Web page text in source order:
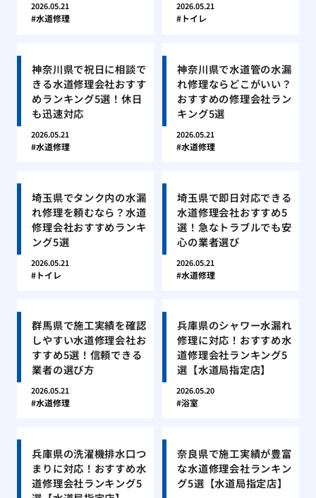
2026.05.21
水道修理
2026.05.21
トイレ
神奈川県で祝日に相談で
きる水道修理会社おすす
めランキング5選！休日
も迅速対応
2026.05.21
水道修理
神奈川県で水道管の水漏
れ修理ならどこがいい？
おすすめの修理会社ラン
キング5選
2026.05.21
水道修理
埼玉県でタンク内の水漏
れ修理を頼むなら？水道
修理会社おすすめランキ
ング5選
2026.05.21
トイレ
埼玉県で即日対応できる
水道修理会社おすすめ5
選！急なトラブルでも安
心の業者選び
2026.05.21
水道修理
群馬県で施工実績を確認
しやすい水道修理会社お
すすめ5選！信頼できる
業者の選び方
2026.05.21
水道修理
兵庫県のシャワー水漏れ
修理に対応！おすすめ水
道修理会社ランキング5
選【水道局指定店】
2026.05.20
浴室
兵庫県の洗濯機排水口つ
まりに対応！おすすめ水
道修理会社ランキング5
奈良県で施工実績が豊富
な水道修理会社ランキン
グ5選【水道局指定店】